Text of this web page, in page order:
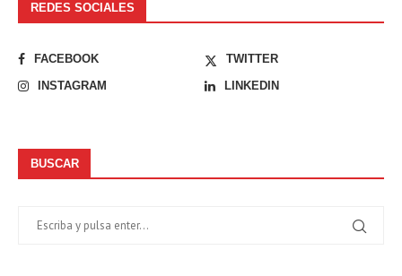
REDES SOCIALES
FACEBOOK
TWITTER
INSTAGRAM
LINKEDIN
BUSCAR